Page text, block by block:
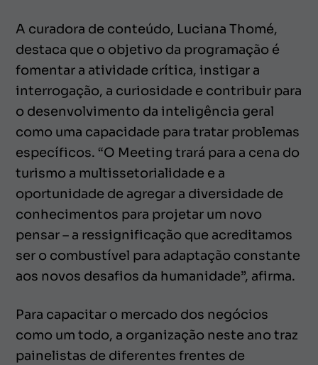
A curadora de conteúdo, Luciana Thomé,
destaca que o objetivo da programação é
fomentar a atividade crítica, instigar a
interrogação, a curiosidade e contribuir para
o desenvolvimento da inteligência geral
como uma capacidade para tratar problemas
específicos. “O Meeting trará para a cena do
turismo a multissetorialidade e a
oportunidade de agregar a diversidade de
conhecimentos para projetar um novo
pensar – a ressignificação que acreditamos
ser o combustível para adaptação constante
aos novos desafios da humanidade”, afirma.
Para capacitar o mercado dos negócios
como um todo, a organização neste ano traz
painelistas de diferentes frentes de